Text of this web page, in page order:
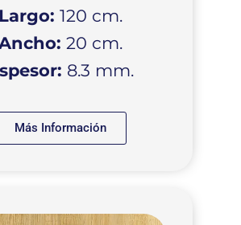
Largo: 120 cm.
20 cm.
8.3 mm.
Más Información